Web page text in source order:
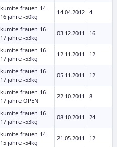
kumite frauen 14-
16 jahre -50kg
14.04.2012 4
kumite frauen 16-
17 jahre -53kg
03.12.2011 16
kumite frauen 16-
17 jahre -53kg
12.11.2011 12
kumite frauen 16-
17 jahre -53kg
05.11.2011 12
kumite frauen 16-
17 jahre OPEN
22.10.2011 8
kumite frauen 16-
17 jahre -53kg
08.10.2011 24
kumite frauen 14-
15 jahre -54kg
21.05.2011 12